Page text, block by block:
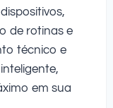
de rotinas e
técnico e
em sua